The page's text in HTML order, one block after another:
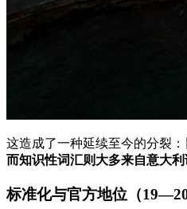
这造成了一种延续至今的分裂：
而知识性词汇则大多来自意大利
标准化与官方地位（19—20